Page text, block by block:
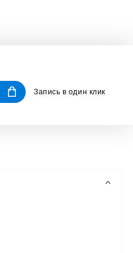
Запись в один клик